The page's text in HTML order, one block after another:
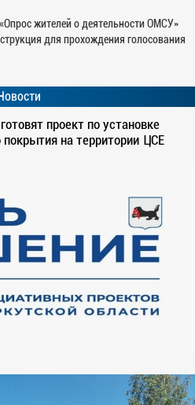
жителей о деятельности ОМСУ»
для прохождения голосования
проект по установке
покрытия на территории ЦСЕ